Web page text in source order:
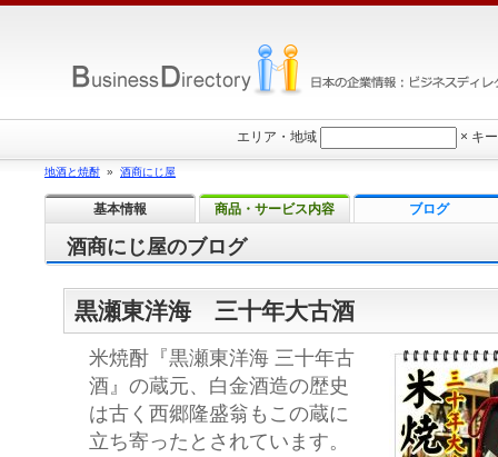
酒商にじ屋のブログ
黒瀬東洋海 三十年大古酒
米焼酎『黒瀬東洋海 三十年古
酒』の蔵元、白金酒造の歴史
は古く西郷隆盛翁もこの蔵に
立ち寄ったとされています。
エリア・地域 × キ
地酒と焼酎 » 酒商にじ屋
基本情報 商品・サービス内容 ブログ